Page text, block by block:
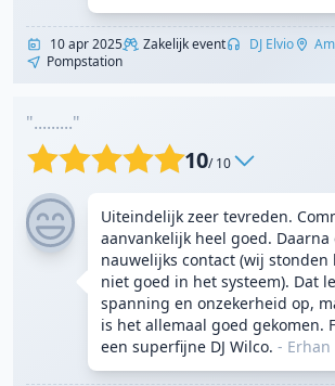
10 apr 2025 Zakelijk event DJ Elvio
Pompstation
"........."
10/ 10
Uiteindelijk zeer tevreden.
aanvankelijk heel goed. Daarna
nauwelijks contact (wij stonden
niet goed in het systeem). Dat
spanning en onzekerheid op,
is het allemaal goed gekomen.
een superfijne DJ Wilco. - Erhan